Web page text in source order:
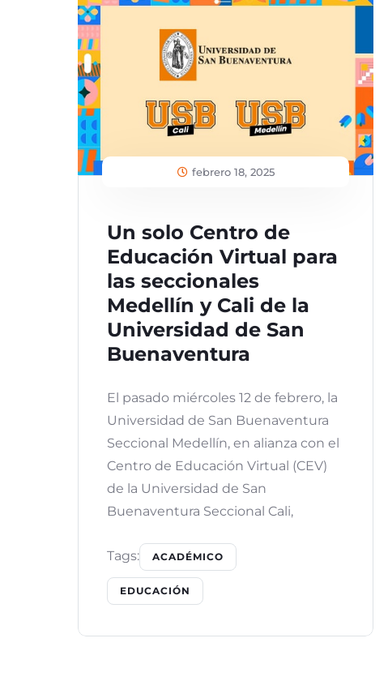
febrero 18, 2025
Un solo Centro de
Educación Virtual para
las seccionales
Medellín y Cali de la
Universidad de San
Buenaventura
El pasado miércoles 12 de febrero, la
Universidad de San Buenaventura
Seccional Medellín, en alianza con el
Centro de Educación Virtual (CEV)
de la Universidad de San
Buenaventura Seccional Cali,
Tags: ACADÉMICO
EDUCACIÓN